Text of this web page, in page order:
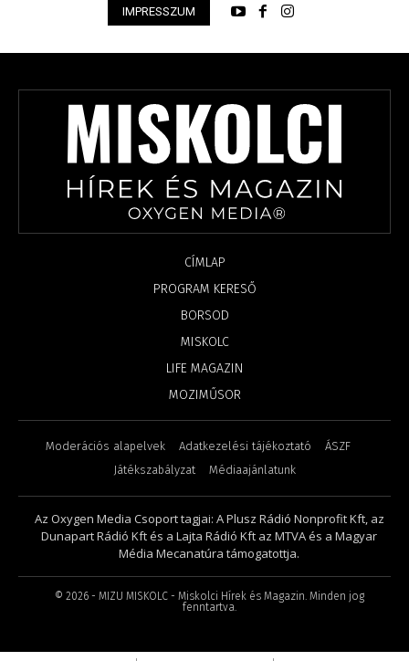
IMPRESSZUM
CÍMLAP
PROGRAM KERESŐ
BORSOD
MISKOLC
LIFE MAGAZIN
MOZIMŰSOR
Moderációs alapelvek Adatkezelési tájékoztató
ÁSZF
Játékszabályzat
Médiaajánlatunk
Az Oxygen Media Csoport tagjai: A Plusz Rádió Nonprofit Kft, az
Dunapart Rádió Kft és a Lajta Rádió Kft az MTVA és a Magyar
Média Mecanatúra támogatottja.
© 2026- MIZU MISKOLC - Miskolci Hírek és Magazin. Minden jog
fenntartva.